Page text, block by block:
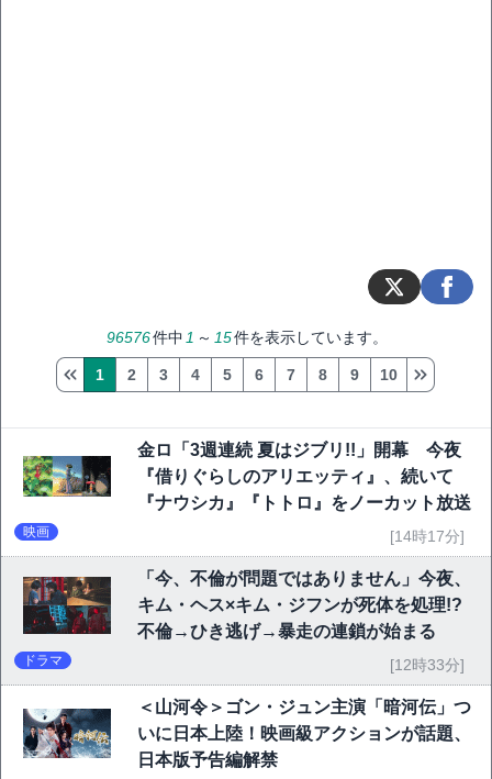
96576件中 1 ～ 15件を表示しています。
1 2 3 4 5 6 7 8 9 10
金ロ「3週連続 夏はジブリ!!」開幕 今夜
『借りぐらしのアリエッティ』、続いて
『ナウシカ』『トトロ』をノーカット放送
映画 [14時17分]
「今、不倫が問題ではありません」今夜、
キム・ヘス×キム・ジフンが死体を処理!?
不倫→ひき逃げ→暴走の連鎖が始まる
ドラマ [12時33分]
＜山河令＞ゴン・ジュン主演「暗河伝」つ
いに日本上陸！映画級アクションが話題、
日本版予告編解禁